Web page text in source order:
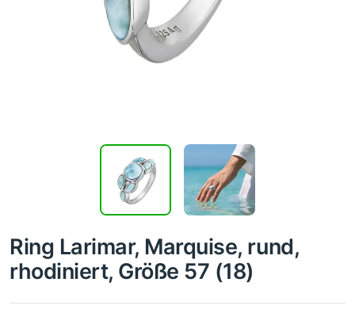
Ring Larimar, Marquise, rund,
rhodiniert, Größe 57 (18)